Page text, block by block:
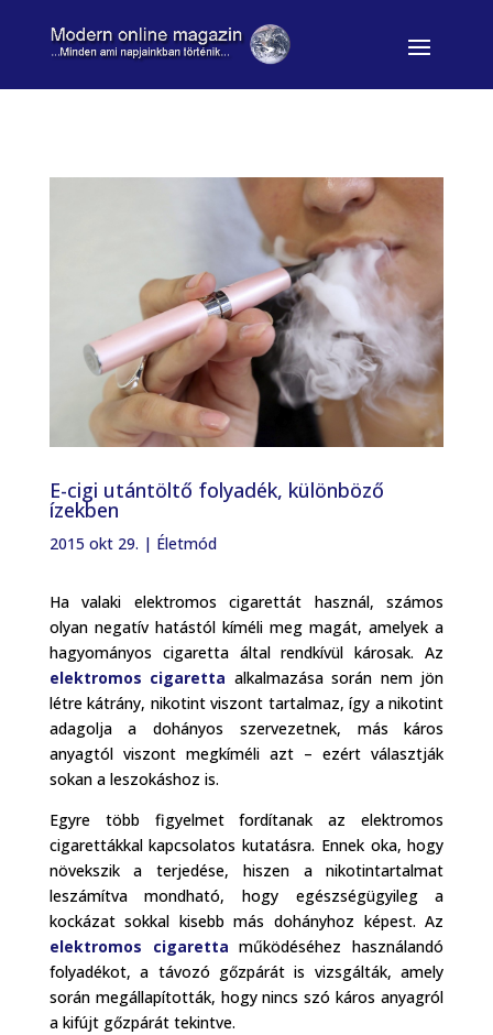
E-cigi utántöltő folyadék, különböző
ízekben
2015 okt 29. | Életmód
Ha valaki elektromos cigarettát használ, számos
olyan negatív hatástól kíméli meg magát, amelyek a
hagyományos cigaretta által rendkívül károsak. Az
elektromos cigaretta alkalmazása során nem jön
létre kátrány, nikotint viszont tartalmaz, így a nikotint
adagolja a dohányos szervezetnek, más káros
anyagtól viszont megkíméli azt – ezért választják
sokan a leszokáshoz is.
Egyre több figyelmet fordítanak az elektromos
cigarettákkal kapcsolatos kutatásra. Ennek oka, hogy
növekszik a terjedése, hiszen a nikotintartalmat
leszámítva mondható, hogy egészségügyileg a
kockázat sokkal kisebb más dohányhoz képest. Az
elektromos cigaretta működéséhez használandó
folyadékot, a távozó gőzpárát is vizsgálták, amely
során megállapították, hogy nincs szó káros anyagról
a kifújt gőzpárát tekintve.